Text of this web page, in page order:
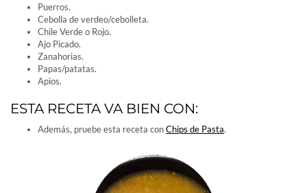
Puerros.
Cebolla de verdeo/cebolleta.
Chile Verde o Rojo.
Ajo Picado.
Zanahorias.
Papas/patatas.
Apios.
ESTA RECETA VA BIEN CON:
Además, pruebe esta receta conChips de Pasta.